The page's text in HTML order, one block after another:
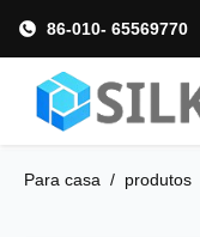
86-010- 65569770
Para casa / produtos